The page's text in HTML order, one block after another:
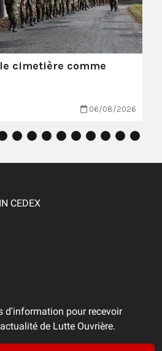
le cimetière comme
06/08/2026
CEDEX
d'information pour recevoir
de Lutte Ouvrière.